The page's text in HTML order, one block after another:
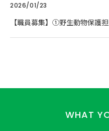
2026/01/23
【職員募集】①野生動物保護
WHAT